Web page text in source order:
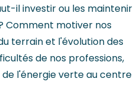
il investir ou les maintenir
Comment motiver nos
terrain et l'évolution des
de nos professions,
l'énergie verte au centre